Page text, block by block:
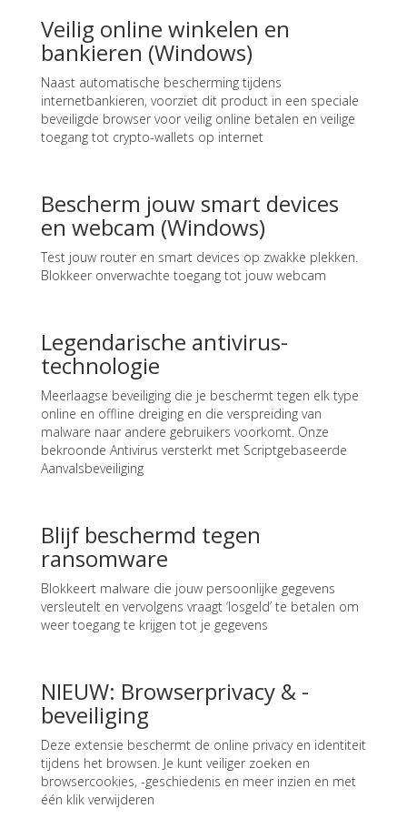
Veilig online winkelen en
bankieren (Windows)
Naast automatische bescherming tijdens
internetbankieren, voorziet dit product in een speciale
beveiligde browser voor veilig online betalen en veilige
toegang tot crypto-wallets op internet
Bescherm jouw smart devices
en webcam (Windows)
Test jouw router en smart devices op zwakke plekken.
Blokkeer onverwachte toegang tot jouw webcam
Legendarische antivirus-
technologie
Meerlaagse beveiliging die je beschermt tegen elk type
online en offline dreiging en die verspreiding van
malware naar andere gebruikers voorkomt. Onze
bekroonde Antivirus versterkt met Scriptgebaseerde
Aanvalsbeveiliging
Blijf beschermd tegen
ransomware
Blokkeert malware die jouw persoonlijke gegevens
versleutelt en vervolgens vraagt ‘losgeld’ te betalen om
weer toegang te krijgen tot je gegevens
NIEUW: Browserprivacy & -
beveiliging
Deze extensie beschermt de online privacy en identiteit
tijdens het browsen. Je kunt veiliger zoeken en
browsercookies, -geschiedenis en meer inzien en met
één klik verwijderen